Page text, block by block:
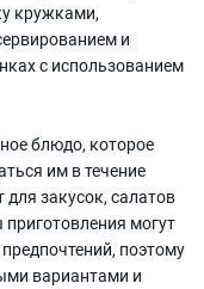
кружками,
и
с использованием
блюдо, которое
им в течение
закусок, салатов
могут
поэтому
вариантами и